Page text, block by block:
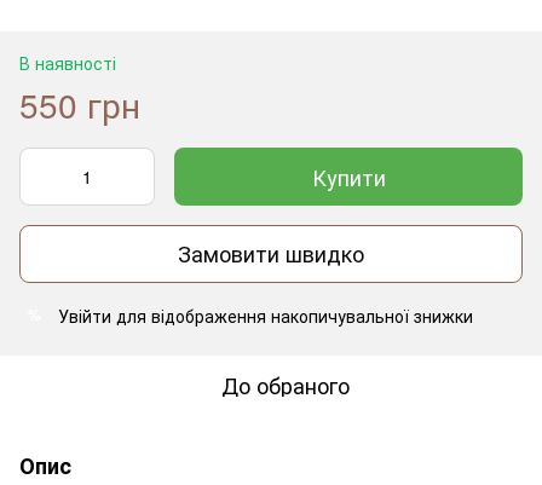
В наявності
550 грн
Купити
Замовити швидко
Увійти для відображення накопичувальної знижки
До обраного
Опис